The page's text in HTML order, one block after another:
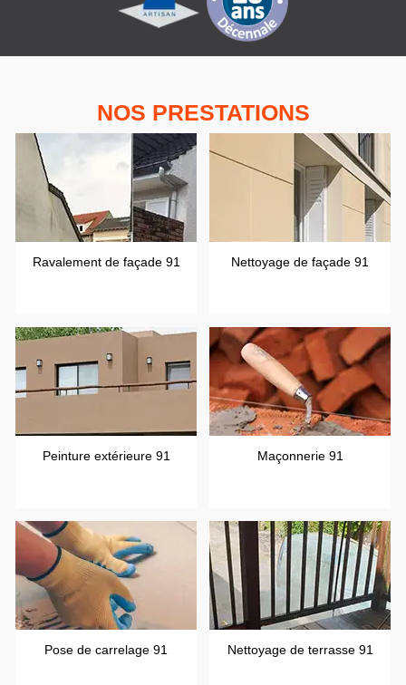
NOS PRESTATIONS
Ravalement de façade 91 Nettoyage de façade 91
Peinture extérieure 91 Maçonnerie 91
Pose de carrelage 91 Nettoyage de terrasse 91